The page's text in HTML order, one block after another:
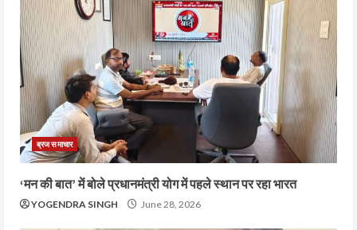
ब्रज समाचार
‘मन की बात’ में बोले प्रधानमंत्री योग में पहले स्थान पर रहा भारत
YOGENDRA SINGH June 28, 2026